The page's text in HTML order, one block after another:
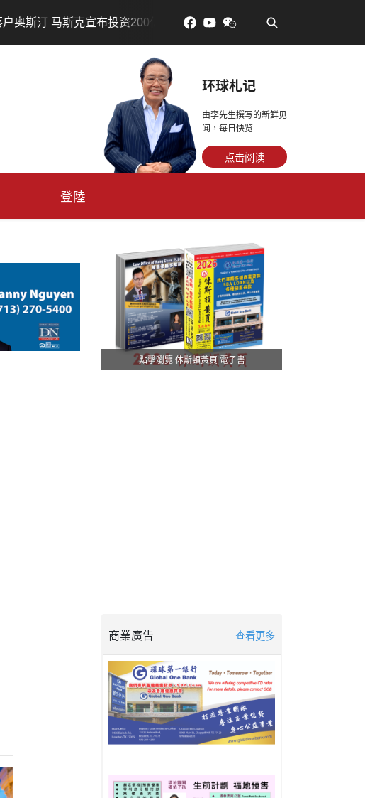
亿美元建设AI芯片制造基地 吃對了更年輕：花青素如何守住
环球札记
由李先生撰写的新鲜见
闻，每日快览
点击阅读
登陸
點擊瀏覽 休斯頓黃頁 電子書
商業廣告 查看更多